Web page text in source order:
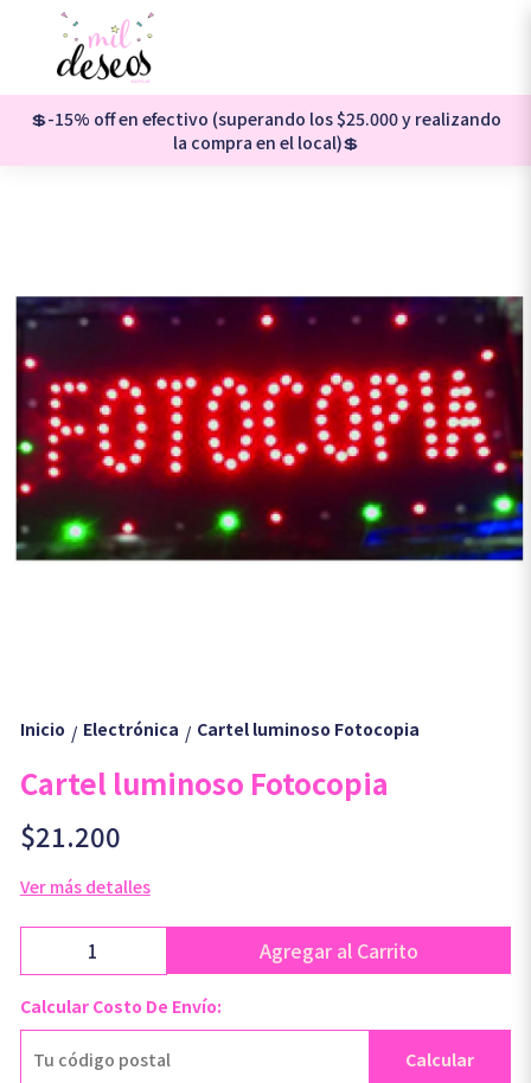
💲-15% off en efectivo (superando los $25.000 y realizando
la compra en el local)💲
Inicio / Electrónica / Cartel luminoso Fotocopia
Cartel luminoso Fotocopia
$21.200
Ver más detalles
Agregar al Carrito
Calcular Costo De Envío:
Calcular